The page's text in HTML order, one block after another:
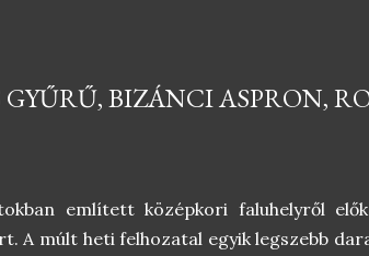
GYŰRŰ, BIZÁNCI ASPRON,
említett középkori faluhelyről
A múlt heti felhozatal egyik legszebb